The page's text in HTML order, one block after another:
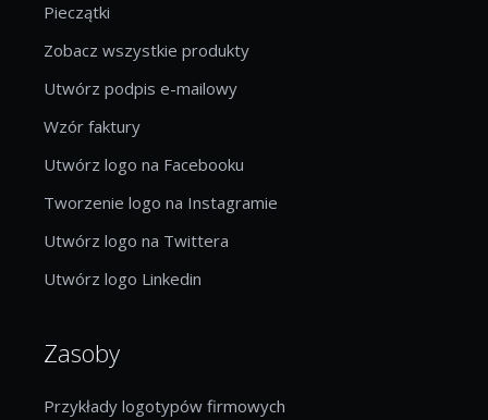
Pieczątki
Zobacz wszystkie produkty
Utwórz podpis e-mailowy
Wzór faktury
Utwórz logo na Facebooku
Tworzenie logo na Instagramie
Utwórz logo na Twittera
Utwórz logo Linkedin
Zasoby
Przykłady logotypów firmowych